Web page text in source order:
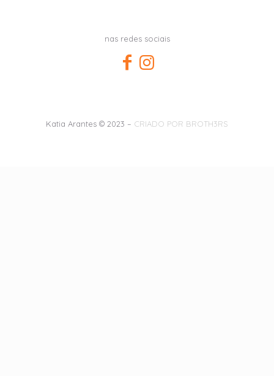
nas redes sociais
Katia Arantes © 2023 – CRIADO POR BROTH3RS